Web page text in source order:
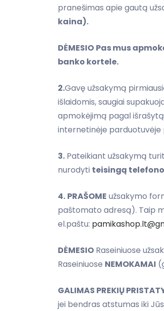
pranešimas apie gautą
kaina).
DĖMESIO Pas mus
banko kortele.
2.Gavę užsakymą
išlaidomis, saugiai
apmokėjimą pagal
internetinėje parduotuvėje
3. Pateikiant užsakymą
nurodyti teisingą
4. PRAŠOME užsakymo
paštomato adresą). Taip
el.paštu:
DĖMESIO Raseiniuose
Raseiniuose NEMOKAMAI
GALIMAS PREKIŲ
jei bendras atstumas iki